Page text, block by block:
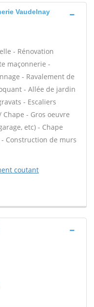
Vaudelnay
- Rénovation
maçonnerie -
- Ravalement de
- Allée de jardin
- Escaliers
- Gros oeuvre
etc) - Chape
Construction de murs
coutant